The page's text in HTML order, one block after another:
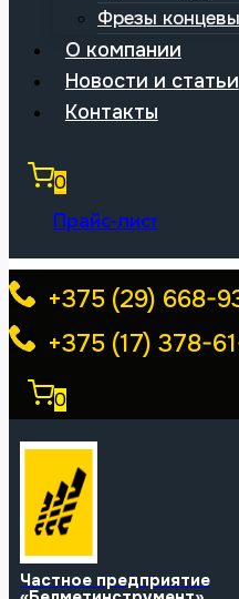
Фрезы
О компании
Новости и статьи
Контакты
0
Прайс-лист
+375 (29) 668-
+375 (17) 378-
0
Частное предприятие